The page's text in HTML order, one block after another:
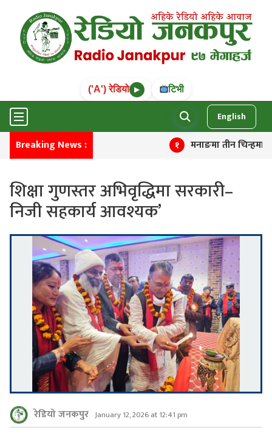
('A') रेडियो ▶ टिभी
English
Breaking News : मनाङमा तीन चिन्हमा
शिक्षा गुणस्तर अभिवृद्धिमा सरकारी–
निजी सहकार्य आवश्यक’
रेडियो जनकपुर January 12, 2026 at 12:41 pm